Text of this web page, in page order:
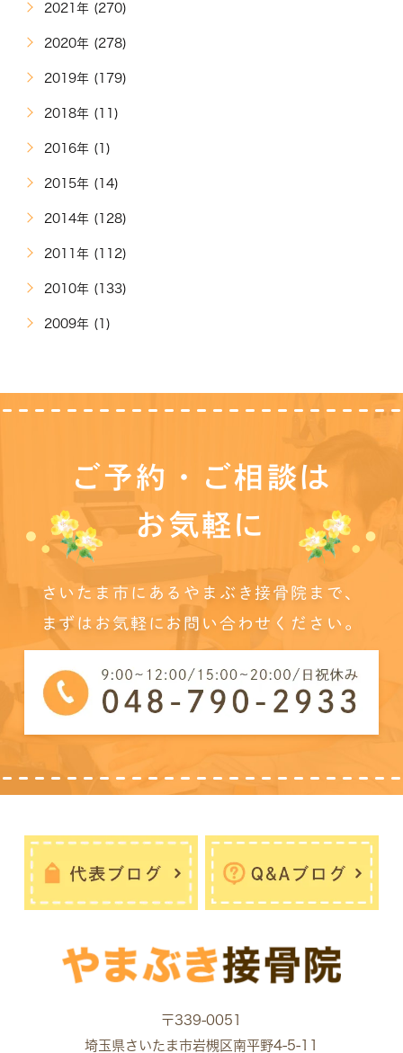
2021年 (270)
2020年 (278)
2019年 (179)
2018年 (11)
2016年 (1)
2015年 (14)
2014年 (128)
2011年 (112)
2010年 (133)
2009年 (1)
ご予約・ご相談は
お気軽に
さいたま市にあるやまぶき接骨院まで、
まずはお気軽にお問い合わせください。
〒339-0051
埼玉県さいたま市岩槻区南平野4-5-11